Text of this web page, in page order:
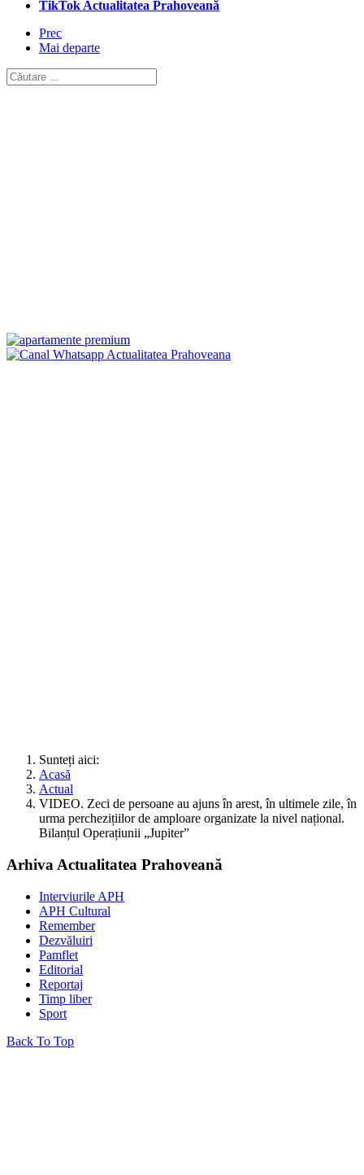
TikTok Actualitatea Prahoveană
Prec
Mai departe
Sunteți aici:
Acasă
Actual
VIDEO. Zeci de persoane au ajuns în arest, în ultimele zile, în
urma perchezițiilor de amploare organizate la nivel național.
Bilanțul Operațiunii „Jupiter”
Arhiva Actualitatea Prahoveană
Interviurile APH
APH Cultural
Remember
Dezvăluiri
Pamflet
Editorial
Reportaj
Timp liber
Sport
Back To Top